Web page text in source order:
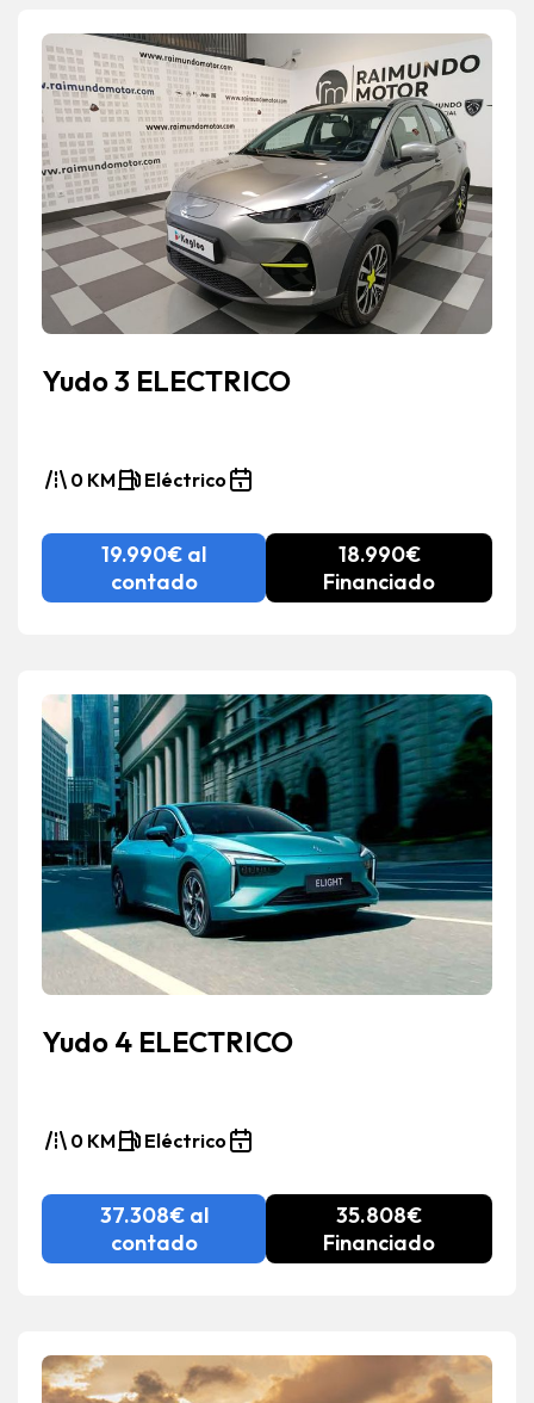
Yudo 3 ELECTRICO
0 KM Eléctrico
19.990€ al
contado
18.990€
Financiado
Yudo 4 ELECTRICO
0 KM Eléctrico
37.308€ al
contado
35.808€
Financiado